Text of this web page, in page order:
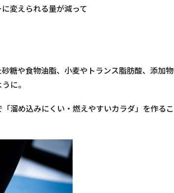
変えられる量が減って
糖や食物油脂、小麦やトランス脂肪酸、添加物
に。
溜め込みにくい・燃えやすいカラダ」を作るこ